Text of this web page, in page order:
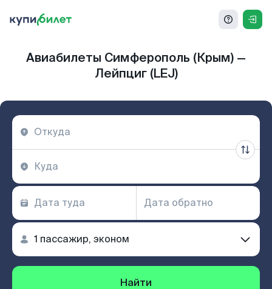
Авиабилеты Симферополь (Крым) —
Лейпциг (LEJ)
Найти